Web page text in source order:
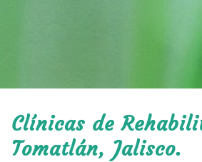
Clínicas de
Tomatlán, Jalisco.